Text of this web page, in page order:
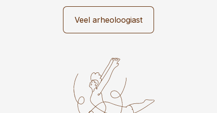
Veel arheoloogiast